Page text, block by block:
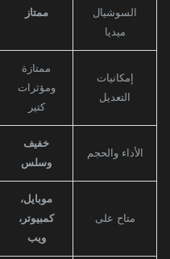
السوشيال
ميديا
ممتاز
إمكانيات
التعديل
ممتازة
ومؤثرات
كتير
الأداء والحجم
خفيف
وسلس
متاح على
موبايل،
كمبيوتر،
ويب